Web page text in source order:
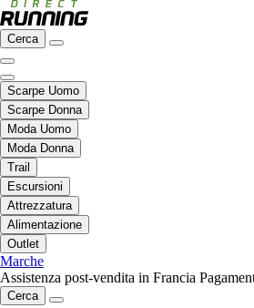
Cerca
Scarpe Uomo
Scarpe Donna
Moda Uomo
Moda Donna
Trail
Escursioni
Attrezzatura
Alimentazione
Outlet
Marche
Assistenza post-vendita in Francia
Cerca